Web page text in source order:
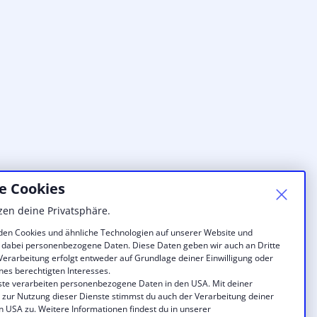
Cookies
deine Privatsphäre.
Cookies und ähnliche Technologien auf unserer Website und
personenbezogene Daten. Diese Daten geben wir auch an Dritte
erfolgt entweder auf Grundlage deiner Einwilligung oder
berechtigten Interesses.
verarbeiten personenbezogene Daten in den USA. Mit deiner
zur Nutzung dieser Dienste stimmst du auch der Verarbeitung deiner
USA zu. Weitere Informationen findest du in unserer